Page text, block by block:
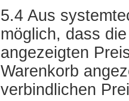
5.4 Aus
möglich, dass
angezeigten
Warenkorb
verbindlichen